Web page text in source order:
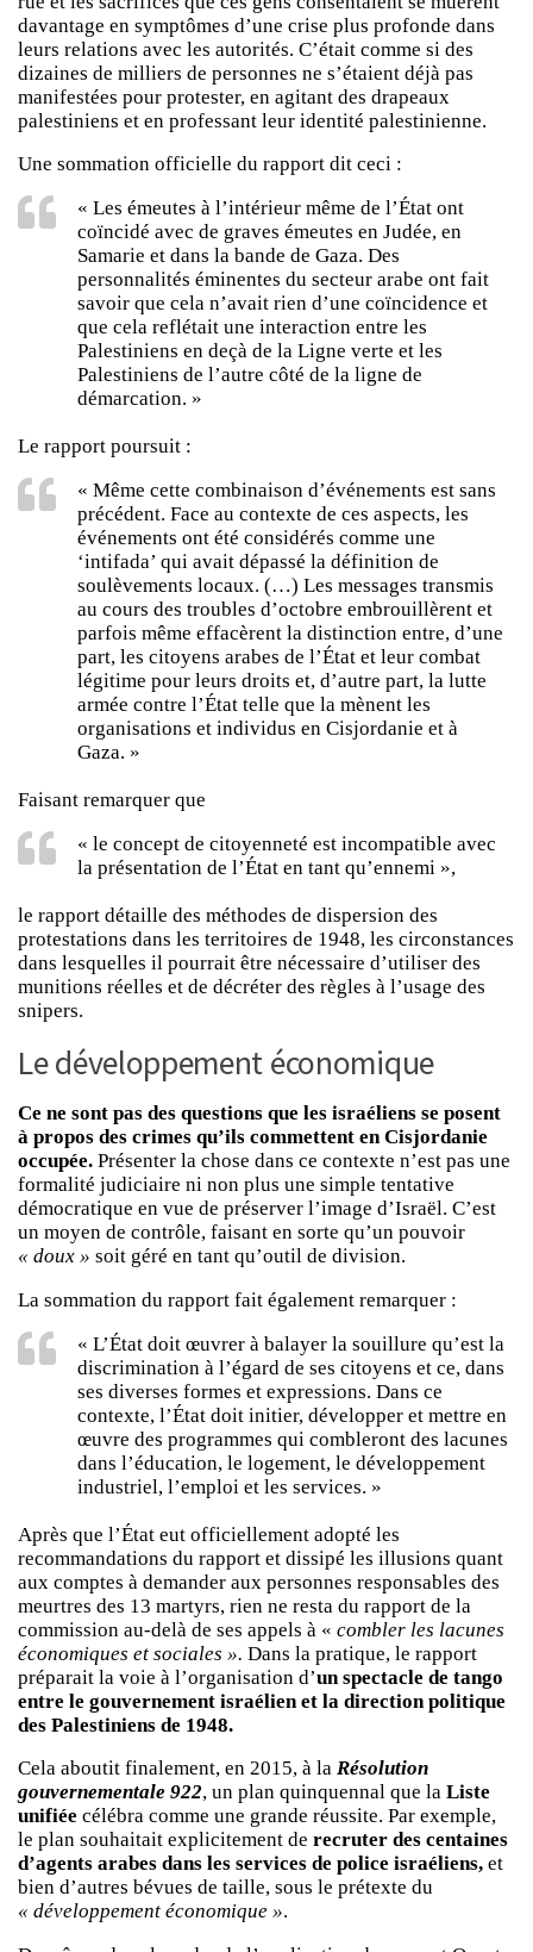
davantage en symptômes d’une crise plus profonde dans
leurs relations avec les autorités. C’était comme si des
dizaines de milliers de personnes ne s’étaient déjà pas
manifestées pour protester, en agitant des drapeaux
palestiniens et en professant leur identité palestinienne.
Une sommation officielle du rapport dit ceci :
« Les émeutes à l’intérieur même de l’État ont
coïncidé avec de graves émeutes en Judée, en
Samarie et dans la bande de Gaza. Des
personnalités éminentes du secteur arabe ont fait
savoir que cela n’avait rien d’une coïncidence et
que cela reflétait une interaction entre les
Palestiniens en deçà de la Ligne verte et les
Palestiniens de l’autre côté de la ligne de
démarcation. »
Le rapport poursuit :
« Même cette combinaison d’événements est sans
précédent. Face au contexte de ces aspects, les
événements ont été considérés comme une
‘intifada’ qui avait dépassé la définition de
soulèvements locaux. (…) Les messages transmis
au cours des troubles d’octobre embrouillèrent et
parfois même effacèrent la distinction entre, d’une
part, les citoyens arabes de l’État et leur combat
légitime pour leurs droits et, d’autre part, la lutte
armée contre l’État telle que la mènent les
organisations et individus en Cisjordanie et à
Gaza. »
Faisant remarquer que
« le concept de citoyenneté est incompatible avec
la présentation de l’État en tant qu’ennemi »,
le rapport détaille des méthodes de dispersion des
protestations dans les territoires de 1948, les circonstances
dans lesquelles il pourrait être nécessaire d’utiliser des
munitions réelles et de décréter des règles à l’usage des
snipers.
Le développement économique
Ce ne sont pas des questions que les israéliens se posent
à propos des crimes qu’ils commettent en Cisjordanie
occupée. Présenter la chose dans ce contexte n’est pas une
formalité judiciaire ni non plus une simple tentative
démocratique en vue de préserver l’image d’Israël. C’est
un moyen de contrôle, faisant en sorte qu’un pouvoir
« doux » soit géré en tant qu’outil de division.
La sommation du rapport fait également remarquer :
« L’État doit œuvrer à balayer la souillure qu’est la
discrimination à l’égard de ses citoyens et ce, dans
ses diverses formes et expressions. Dans ce
contexte, l’État doit initier, développer et mettre en
œuvre des programmes qui combleront des lacunes
dans l’éducation, le logement, le développement
industriel, l’emploi et les services. »
Après que l’État eut officiellement adopté les
recommandations du rapport et dissipé les illusions quant
aux comptes à demander aux personnes responsables des
meurtres des 13 martyrs, rien ne resta du rapport de la
commission au-delà de ses appels à « combler les lacunes
économiques et sociales ». Dans la pratique, le rapport
préparait la voie à l’organisation d’un spectacle de tango
entre le gouvernement israélien et la direction politique
des Palestiniens de 1948.
Cela aboutit finalement, en 2015, à la Résolution
gouvernementale 922, un plan quinquennal que la Liste
unifiée célébra comme une grande réussite. Par exemple,
le plan souhaitait explicitement de recruter des centaines
d’agents arabes dans les services de police israéliens, et
bien d’autres bévues de taille, sous le prétexte du
« développement économique ».